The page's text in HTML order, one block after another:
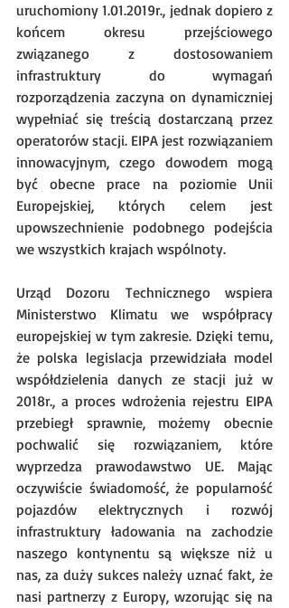
uruchomiony 1.01.2019r., jednak dopiero z
końcem okresu przejściowego
związanego z dostosowaniem
infrastruktury do wymagań
rozporządzenia zaczyna on dynamiczniej
wypełniać się treścią dostarczaną przez
operatorów stacji. EIPA jest rozwiązaniem
innowacyjnym, czego dowodem mogą
być obecne prace na poziomie Unii
Europejskiej, których celem jest
upowszechnienie podobnego podejścia
we wszystkich krajach wspólnoty.
Urząd Dozoru Technicznego wspiera
Ministerstwo Klimatu we współpracy
europejskiej w tym zakresie. Dzięki temu,
że polska legislacja przewidziała model
współdzielenia danych ze stacji już w
2018r., a proces wdrożenia rejestru EIPA
przebiegł sprawnie, możemy obecnie
pochwalić się rozwiązaniem, które
wyprzedza prawodawstwo UE. Mając
oczywiście świadomość, że popularność
pojazdów elektrycznych i rozwój
infrastruktury ładowania na zachodzie
naszego kontynentu są większe niż u
nas, za duży sukces należy uznać fakt, że
nasi partnerzy z Europy, wzorując się na